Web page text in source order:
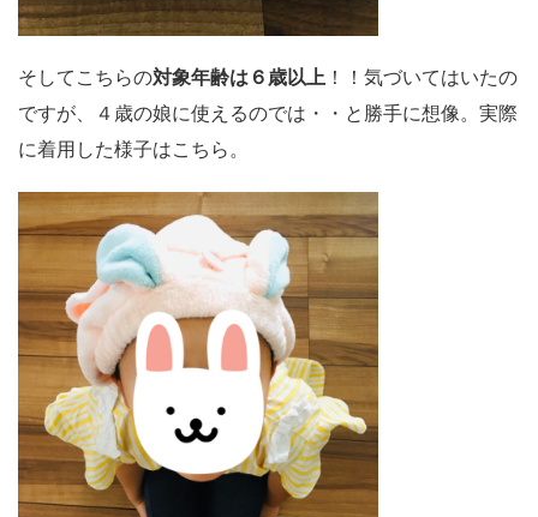
そしてこちらの対象年齢は６歳以上 ！！気づいてはいたの
ですが、４歳の娘に使えるのでは・・と勝手に想像。実際
に着用した様子はこちら。